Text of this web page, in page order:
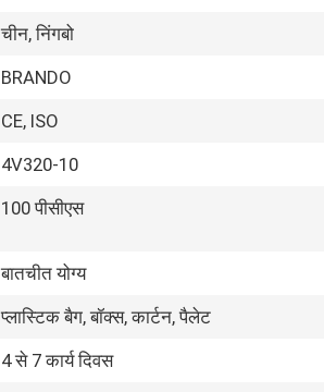
चीन, निंगबो
BRANDO
CE, ISO
4V320-10
100 पीसीएस
बातचीत योग्य
प्लास्टिक बैग, बॉक्स, कार्टन, पैलेट
4 से 7 कार्य दिवस